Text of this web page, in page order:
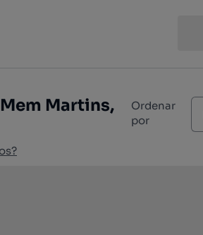
Martins,
Ordenar
por